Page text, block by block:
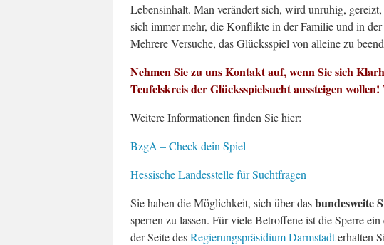
Lebensinhalt. Man verändert sich, wird unruhig,
sich immer mehr, die Konflikte in der Familie und in
Mehrere Versuche, das Glücksspiel von alleine zu
Nehmen Sie zu uns Kontakt auf, wenn Sie sich
Teufelskreis der Glücksspielsucht aussteigen
Weitere Informationen finden Sie hier:
BzgA – Check dein Spiel
Hessische Landesstelle für Suchtfragen
Sie haben die Möglichkeit, sich über dasbundesweite
sperren zu lassen. Für viele Betroffene ist die Sperre
der Seite desRegierungspräsidium Darmstadterhalten